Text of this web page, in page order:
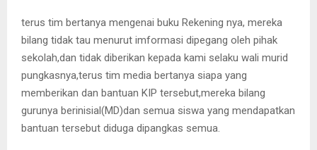
terus tim bertanya mengenai buku Rekening nya, mereka
bilang tidak tau menurut imformasi dipegang oleh pihak
sekolah,dan tidak diberikan kepada kami selaku wali murid
pungkasnya,terus tim media bertanya siapa yang
memberikan dan bantuan KIP tersebut,mereka bilang
gurunya berinisial(MD)dan semua siswa yang mendapatkan
bantuan tersebut diduga dipangkas semua.